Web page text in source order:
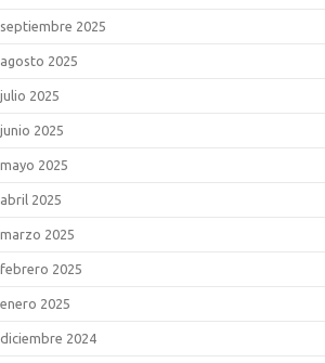
septiembre 2025
agosto 2025
julio 2025
junio 2025
mayo 2025
abril 2025
marzo 2025
febrero 2025
enero 2025
diciembre 2024